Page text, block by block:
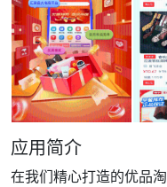
应用简介
在我们精心打造的优品